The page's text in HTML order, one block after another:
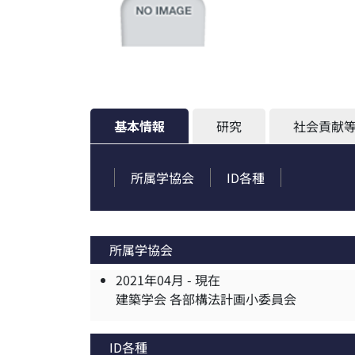
基本情報 研究 社会貢献
所属学協会 ID各種
所属学協会
2021年04月 - 現在
建築学会 各部構法計画小委員会
ID各種